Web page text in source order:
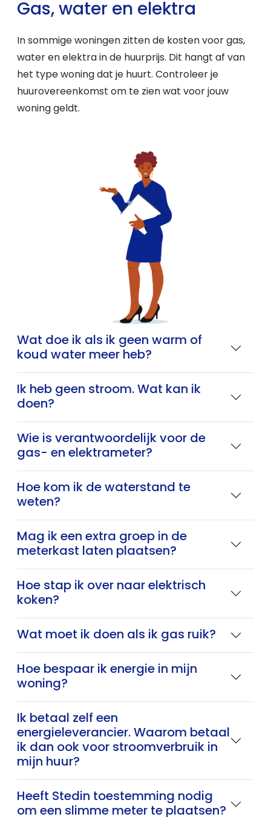
Gas, water en elektra
In sommige woningen zitten de kosten voor gas,
water en elektra in de huurprijs. Dit hangt af van
het type woning dat je huurt. Controleer je
huurovereenkomst om te zien wat voor jouw
woning geldt.
Wat doe ik als ik geen warm of
koud water meer heb?
Ik heb geen stroom. Wat kan ik
doen?
Wie is verantwoordelijk voor de
gas- en elektrameter?
Hoe kom ik de waterstand te
weten?
Mag ik een extra groep in de
meterkast laten plaatsen?
Hoe stap ik over naar elektrisch
koken?
Wat moet ik doen als ik gas ruik?
Hoe bespaar ik energie in mijn
woning?
Ik betaal zelf een
energieleverancier. Waarom betaal
ik dan ook voor stroomverbruik in
mijn huur?
Heeft Stedin toestemming nodig
om een slimme meter te plaatsen?